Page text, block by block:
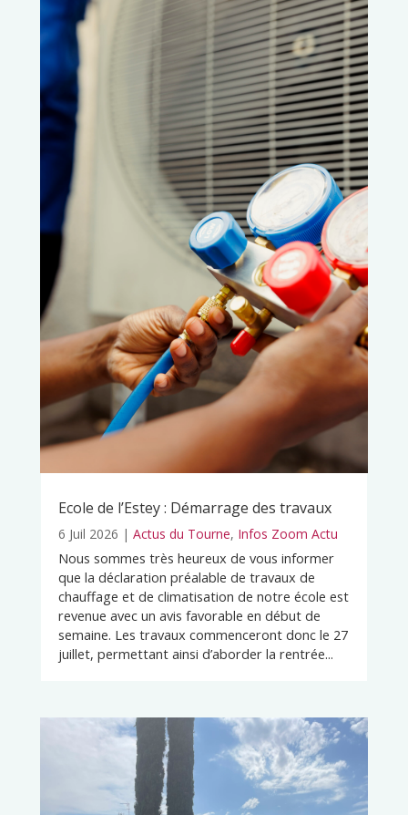
Ecole de l’Estey : Démarrage des travaux
6 Juil 2026 | Actus du Tourne, Infos Zoom Actu
Nous sommes très heureux de vous informer
que la déclaration préalable de travaux de
chauffage et de climatisation de notre école est
revenue avec un avis favorable en début de
semaine. Les travaux commenceront donc le 27
juillet, permettant ainsi d’aborder la rentrée...